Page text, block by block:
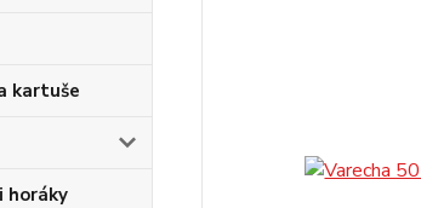
kartuše
horáky